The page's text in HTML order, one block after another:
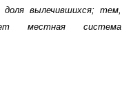
вылечившихся; тем,
местная система